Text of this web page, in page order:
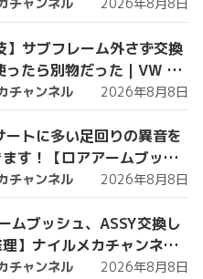
チャンネル 2026年8月8日
】サブフレーム外さず交換
たら別物だった｜VW 9N
・整備】
チャンネル 2026年8月8日
トに多い足回りの異音を
す！【ロアアームブッシ
チャンネル 2026年8月8日
ムブッシュ、ASSY交換し
】ナイルメカチャンネル
チャンネル 2026年8月8日